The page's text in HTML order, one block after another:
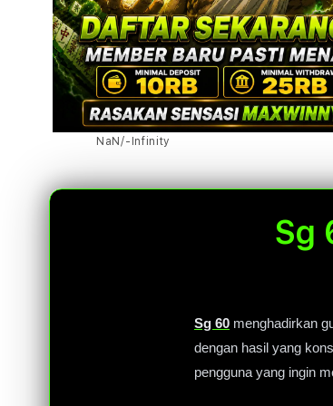
modal
modal
modal
NaN/ of
-Infinity
Sg
Sg 60 menghadirkan
dengan hasil yang
pengguna yang ingin